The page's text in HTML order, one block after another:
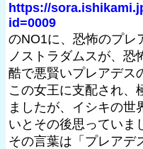
https://
id=0009
のNO1に、恐怖のプレ
ノストラダムスが、恐
酷で悪賢いプレアデス
この女王に支配され、
ましたが、イシキの世
いとその後思っていま
その言葉は「プレアデ